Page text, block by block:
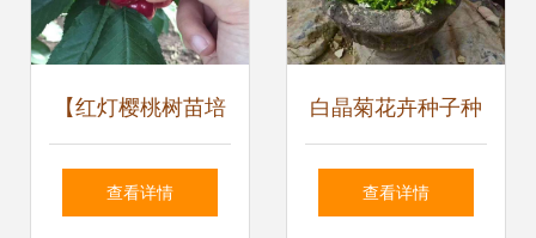
【红灯樱桃树苗培
育基地、红灯樱桃
查看详情
白晶菊花卉种子种
植时间
查看详情